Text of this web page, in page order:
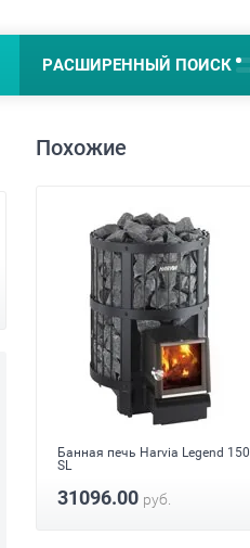
РАСШИРЕННЫЙ ПОИСК
Похожие
Банная печь Harvia Legend 150
SL
31096.00 руб.